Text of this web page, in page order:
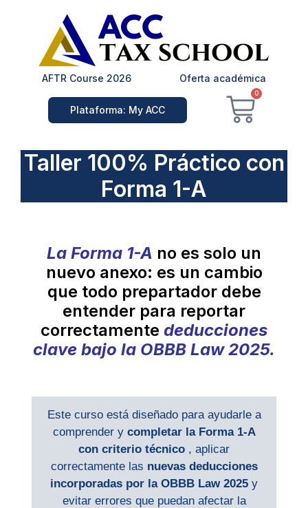
contenido
AFTR Course 2026 Oferta académica
Plataforma: My ACC
0
Taller 100% Práctico con
Forma 1-A
La Forma 1-A no es solo un
nuevo anexo: es un cambio
que todo prepartador debe
entender para reportar
correctamente deducciones
clave bajo la OBBB Law 2025.
Este curso está diseñado para ayudarle a
comprender y completar la Forma 1-A
con criterio técnico , aplicar
correctamente las nuevas deducciones
incorporadas por la OBBB Law 2025 y
evitar errores que puedan afectar la